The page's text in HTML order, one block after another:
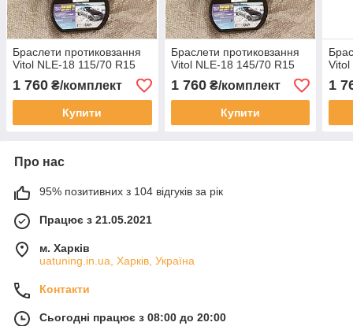
Браслети протиковзання
Vitol NLE-18 115/70 R15
1 760 ₴/комплект
Купити
Браслети протиковзання
Vitol NLE-18 145/70 R15
1 760₴/комплект
Купити
Vitol
1
Про нас
95% позитивних з 104 відгуків за рік
Працює з 21.05.2021
м. Харків
uatuning.in.ua, Харків, Україна
Контакти
Сьогодні працює з 08:00 до 20:00